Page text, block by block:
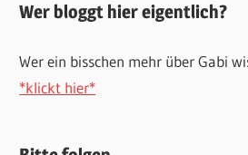
Wer bloggt hier eigentlich?
Wer ein bisschen mehr über Gabi
*klickt hier*